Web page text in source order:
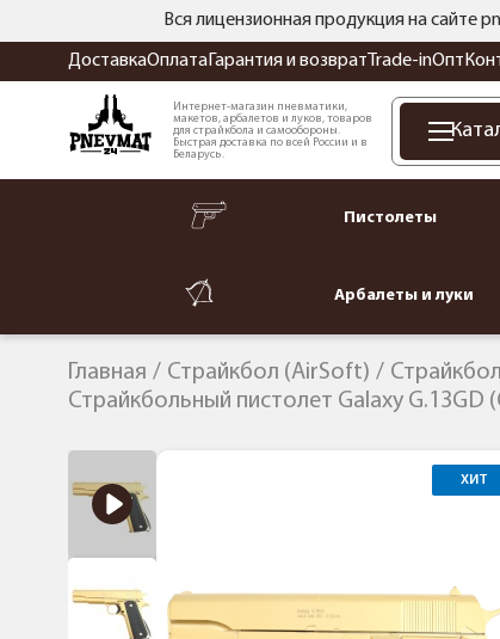
Вся лицензионная продукция на сайте
ДоставкаОплата Гарантия и возврат Trade-inОпт
Интернет-магазин пневматики,
макетов, арбалетов и луков, товаров
для страйкбола и самообороны.
Быстрая доставка по всей России и в
Беларусь.
Пистолеты
Арбалеты и луки
Главная Страйкбол (AirSoft)
Страйкбольный пистолет Galaxy G.13GD
ХИТ